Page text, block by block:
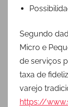
Segundo
Micro e
de serviços
taxa de
varejo
https://